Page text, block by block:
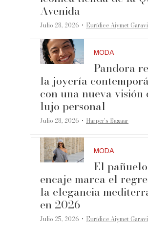
Avenida
Julio 28, 2026 ·Eurídice Aiymet
MODA
Pandora
la joyería
con una nueva visión
lujo personal
Julio 28, 2026 ·Harper’s Bazaar
MODA
El
encaje marca el
la elegancia
en 2026
Julio 25, 2026 ·Eurídice Aiymet